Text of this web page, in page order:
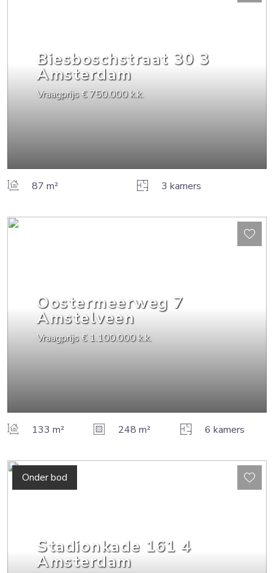
Biesboschstraat 30 3
Amsterdam
Vraagprijs€ 750.000k.k.
87 m² 3 kamers
Oostermeerweg 7
Amstelveen
Vraagprijs€ 1.100.000k.k.
133 m² 248 m² 6 kamers
Onder bod
Stadionkade 161 4
Amsterdam